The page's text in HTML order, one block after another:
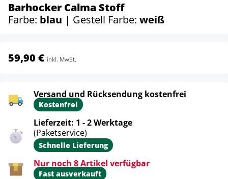
Barhocker Calma Stoff
Farbe: blau | Gestell Farbe: weiß
59,90 € inkl. MwSt.
Versand und Rücksendung kostenfrei
Kostenfrei
Lieferzeit: 1 - 2 Werktage
(Paketservice)
Schnelle Lieferung
Nur noch 8 Artikel verfügbar
Fast ausverkauft